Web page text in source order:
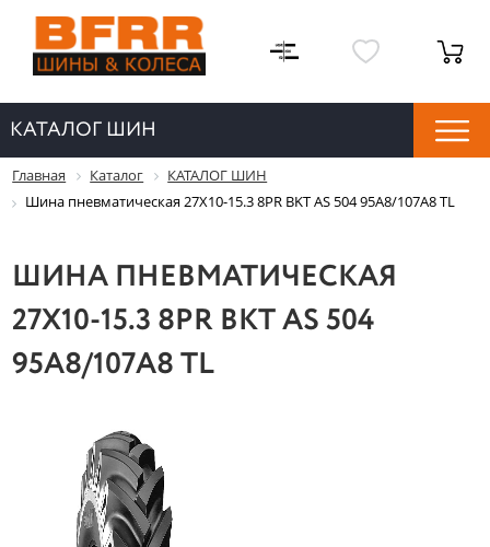
КАТАЛОГ ШИН
Главная Каталог
КАТАЛОГ ШИН
Шина пневматическая 27X10-15.3 8PR BKT AS 504 95A8/107A8 TL
ШИНА ПНЕВМАТИЧЕСКАЯ
27X10-15.3 8PR BKT AS 504
95A8/107A8 TL